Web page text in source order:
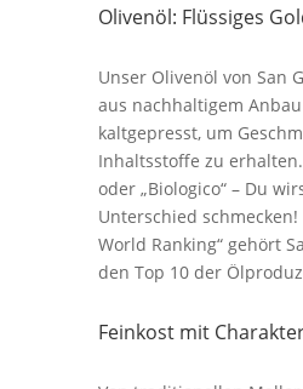
Olivenöl: Flüssiges
Unser Olivenöl von San
aus nachhaltigem
kaltgepresst, um
Inhaltsstoffe zu
oder „Biologico“ – Du
Unterschied schmecken!
World Ranking“ gehört
den Top 10 der
Feinkost mit